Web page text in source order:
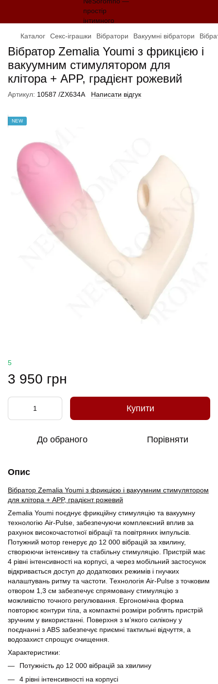
Каталог Секс-іграшки Вібратори Вакуумні вібратори
Вібратор Zemalia Youmi з фрикцією і
вакуумним стимулятором для
клітора + APP, градієнт рожевий
Артикул: 10587 /ZX634A Написати відгук
NEW
5
3 950 грн
Купити
До обраного Порівняти
Опис
Вібратор Zemalia Youmi з фрикцією і вакуумним стимулятором
для клітора + APP, градієнт рожевий
Zemalia Youmi поєднує фрикційну стимуляцію та вакуумну
технологію Air-Pulse, забезпечуючи комплексний вплив за
рахунок високочастотної вібрації та повітряних імпульсів.
Потужний мотор генерує до 12 000 вібрацій за хвилину,
створюючи інтенсивну та стабільну стимуляцію. Пристрій має
4 рівні інтенсивності на корпусі, а через мобільний застосунок
відкривається доступ до додаткових режимів і гнучких
налаштувань ритму та частоти. Технологія Air-Pulse з точковим
отвором 1,3 см забезпечує спрямовану стимуляцію з
можливістю точного регулювання. Ергономічна форма
повторює контури тіла, а компактні розміри роблять пристрій
зручним у використанні. Поверхня з м’якого силікону у
поєднанні з ABS забезпечує приємні тактильні відчуття, а
водозахист спрощує очищення.
Характеристики:
Потужність до 12 000 вібрацій за хвилину
4 рівні інтенсивності на корпусі